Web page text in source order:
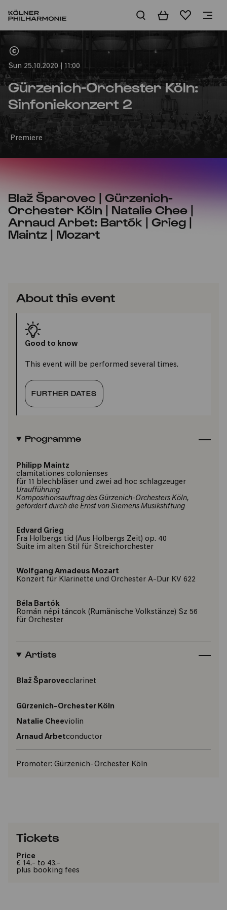
BasketWishlist
Sun 25.10.2020 | 11:00
Gürzenich-Orchester Köln:
Sinfoniekonzert 2
Premiere
Blaž Šparovec | Gürzenich-
Orchester Köln | Natalie Chee |
Arnaud Arbet: Bartók | Grieg |
Maintz | Mozart
About this event
Good to know
This event will be performed several times.
FURTHER DATES
Programme
Philipp Maintz
clamitationes colonienses
für 11 blechbläser und zwei ad hoc schlagzeuger
Uraufführung
Kompositionsauftrag des Gürzenich-Orchesters Köln,
gefördert durch die Ernst von Siemens Musikstiftung
Edvard Grieg
Fra Holbergs tid (Aus Holbergs Zeit) op. 40
Suite im alten Stil für Streichorchester
Wolfgang Amadeus Mozart
Konzert für Klarinette und Orchester A-Dur KV 622
Béla Bartók
Román népi táncok (Rumänische Volkstänze) Sz 56
für Orchester
Artists
Blaž Šparovecclarinet
Gürzenich-Orchester Köln
Natalie Cheeviolin
Arnaud Arbetconductor
Promoter: Gürzenich-Orchester Köln
Tickets
Price
€ 14.- to 43.-
plus booking fees